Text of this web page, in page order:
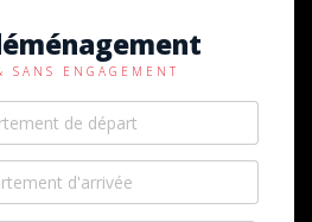
SANS ENGAGEMENT
de départ
d'arrivée